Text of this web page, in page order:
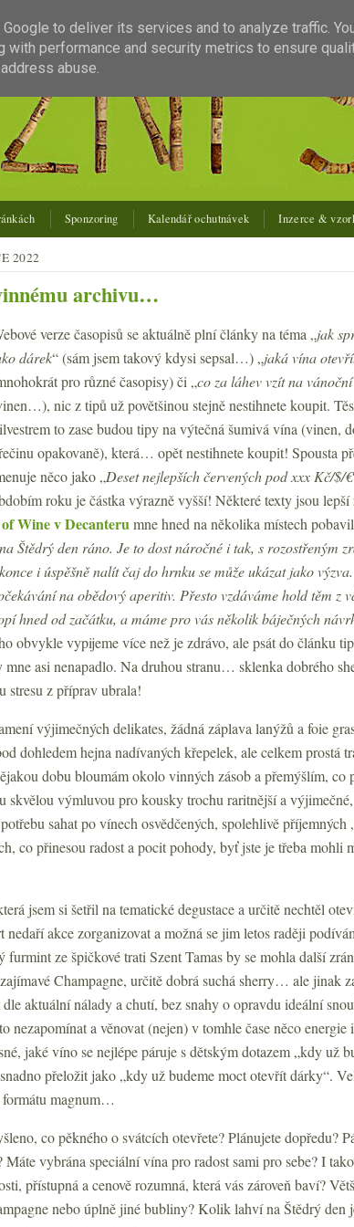
Sponzoring Kalendář ochutnávek Inzerce &
2022
archivu…
verze časopisů se aktuálně plní články na téma „jak
dárek“ (sám jsem takový kdysi sepsal…) „jaká vína
pro různé časopisy) či „co za láhev vzít na
nic z tipů už povětšinou stejně nestihnete koupit.
to zase budou tipy na výtečná šumivá vína (vinen,
opakovaně), která… opět nestihnete koupit! Spousta
něco jako „Deset nejlepších červených pod xxx Kč/$/€
roku je částka výrazně vyšší! Některé texty jsou lepší
Wine v Decanterumne hned na několika místech
Štědrý den ráno. Je to dost náročné i tak, s rozostřeným
i úspěšně nalít čaj do hrnku se může ukázat jako
na obědový aperitiv. Přesto vzdáváme hold těm z
hned od začátku, a máme pro vás několik báječných
obvykle vypijeme více než je zdrávo, ale psát do článku
mne asi nenapadlo. Na druhou stranu… sklenka dobrého
stresu z příprav ubrala!
výjimečných delikates, žádná záplava lanýžů a foie
dohledem hejna nadívaných křepelek, ale celkem prostá
dobu bloumám okolo vinných zásob a přemýšlím, co
skvělou výmluvou pro kousky trochu raritnější a
sahat po vínech osvědčených, spolehlivě příjemných
co přinesou radost a pocit pohody, byť jste je třeba mohli
jsem si šetřil na tematické degustace a určitě nechtěl
nedaří akce zorganizovat a možná se jim letos raději
furmint ze špičkové trati Szent Tamas by se mohla další
Champagne, určitě dobrá suchá sherry… ale jinak
aktuální nálady a chutí, bez snahy o opravdu ideální
nezapomínat a věnovat (nejen) v tomhle čase něco energie
jaké víno se nejlépe páruje s dětským dotazem „kdy už
přeložit jako „kdy už budeme moct otevřít dárky“.
magnum…
co pěkného o svátcích otevřete? Plánujete dopředu?
vybrána speciální vína pro radost sami pro sebe? I
přístupná a cenově rozumná, která vás zároveň baví?
nebo úplně jiné bubliny? Kolik lahví na Štědrý den
to deliver its services and to analyze traffic.
with performance and security metrics to ensure
abuse.